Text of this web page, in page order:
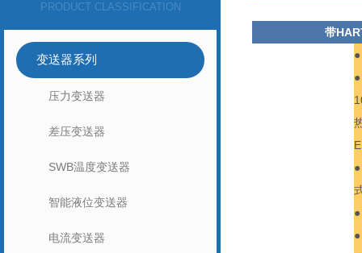
PRODUCT CLASSIFICATION
变送器系列
压力变送器
差压变送器
SWB温度变送器
智能液位变送器
电流变送器
带